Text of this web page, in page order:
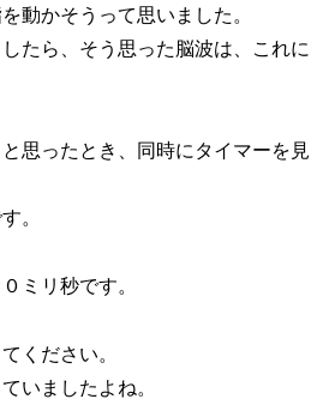
動かそうって思いました。
たら、そう思った脳波は、これに
思ったとき、同時にタイマーを見
。
ミリ秒です。
ください。
いましたよね。